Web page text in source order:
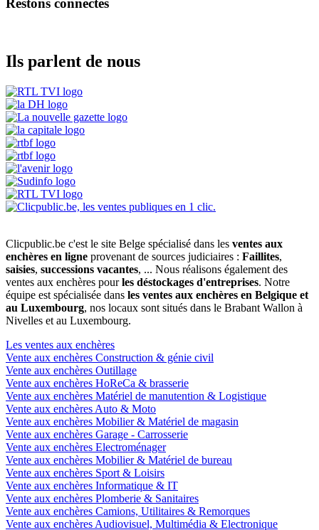
Restons connectés
Ils parlent de nous
Clicpublic.be c'est le site Belge spécialisé dans les ventes aux
enchères en ligne provenant de sources judiciaires : Faillites,
saisies, successions vacantes, ... Nous réalisons également des
ventes aux enchères pourles déstockages d'entreprises. Notre
équipe est spécialisée dans les ventes aux enchères en Belgique et
au Luxembourg, nos locaux sont situés dans le Brabant Wallon à
Nivelles et au Luxembourg.
Les ventes aux enchères
Vente aux enchères Construction & génie civil
Vente aux enchères Outillage
Vente aux enchères HoReCa & brasserie
Vente aux enchères Matériel de manutention & Logistique
Vente aux enchères Auto & Moto
Vente aux enchères Mobilier & Matériel de magasin
Vente aux enchères Garage - Carrosserie
Vente aux enchères Electroménager
Vente aux enchères Mobilier & Matériel de bureau
Vente aux enchères Sport & Loisirs
Vente aux enchères Informatique & IT
Vente aux enchères Plomberie & Sanitaires
Vente aux enchères Camions, Utilitaires & Remorques
Vente aux enchères Audiovisuel, Multimédia & Electronique